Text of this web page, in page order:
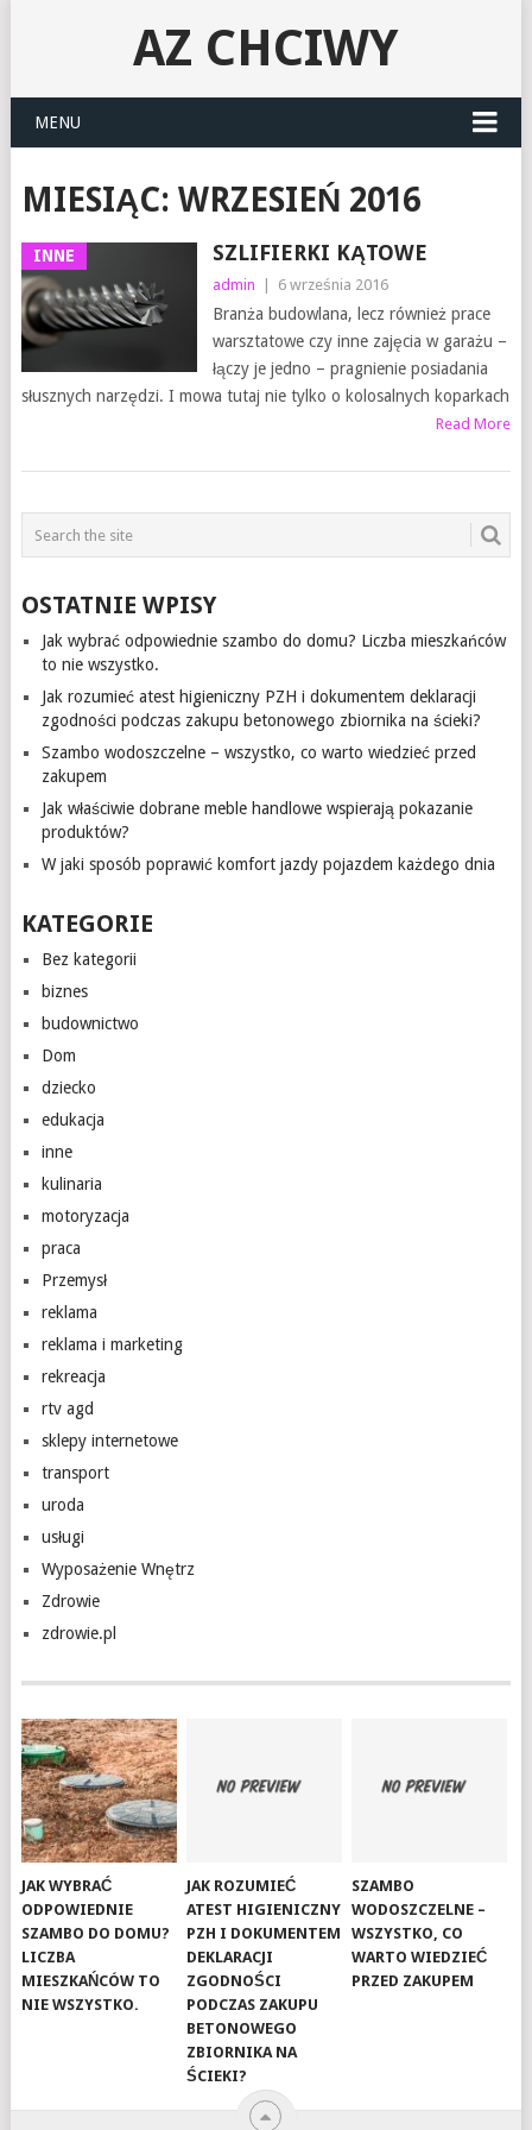
AZ CHCIWY
MENU
MIESIĄC: WRZESIEŃ 2016
INNE SZLIFIERKI KĄTOWE
admin 6 września 2016
Branża budowlana, lecz również prace
warsztatowe czy inne zajęcia w garażu –
łączy je jedno – pragnienie posiadania
słusznych narzędzi. I mowa tutaj nie tylko o kolosalnych koparkach
Read More
OSTATNIE WPISY
Jak wybrać odpowiednie szambo do domu? Liczba mieszkańców
to nie wszystko.
Jak rozumieć atest higieniczny PZH i dokumentem deklaracji
zgodności podczas zakupu betonowego zbiornika na ścieki?
Szambo wodoszczelne – wszystko, co warto wiedzieć przed
zakupem
Jak właściwie dobrane meble handlowe wspierają pokazanie
produktów?
W jaki sposób poprawić komfort jazdy pojazdem każdego dnia
KATEGORIE
Bez kategorii
biznes
budownictwo
Dom
dziecko
edukacja
inne
kulinaria
motoryzacja
praca
Przemysł
reklama
reklama i marketing
rekreacja
rtv agd
sklepy internetowe
transport
uroda
usługi
Wyposażenie Wnętrz
Zdrowie
zdrowie.pl
JAK WYBRAĆ
ODPOWIEDNIE
SZAMBO DO DOMU?
LICZBA
MIESZKAŃCÓW TO
NIE WSZYSTKO.
JAK ROZUMIEĆ
ATEST HIGIENICZNY
PZH I DOKUMENTEM
DEKLARACJI
ZGODNOŚCI
PODCZAS ZAKUPU
BETONOWEGO
ZBIORNIKA NA
ŚCIEKI?
SZAMBO
WODOSZCZELNE –
WSZYSTKO, CO
WARTO WIEDZIEĆ
PRZED ZAKUPEM